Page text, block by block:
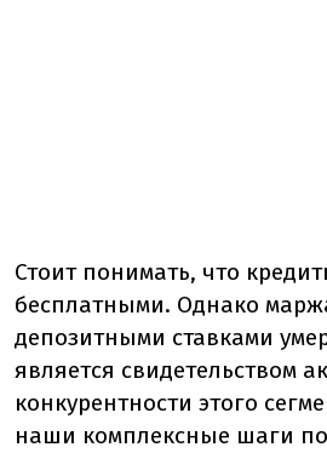
Стоит понимать, что
бесплатными. Однако
депозитными ставками
является свидетельством
конкурентности этого
наши комплексные шаги